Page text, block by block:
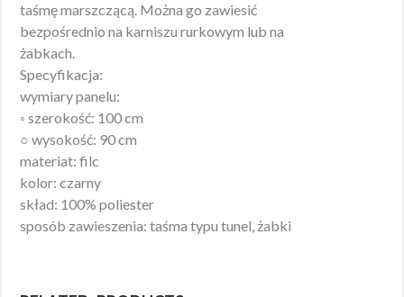
taśmę marszczącą. Można go zawiesić
bezpośrednio na karniszu rurkowym lub na
żabkach.
Specyfikacja:
wymiary panelu:
◦ szerokość: 100 cm
○ wysokość: 90 cm
materiat: filc
kolor: czarny
skład: 100% poliester
sposób zawieszenia: taśma typu tunel, żabki